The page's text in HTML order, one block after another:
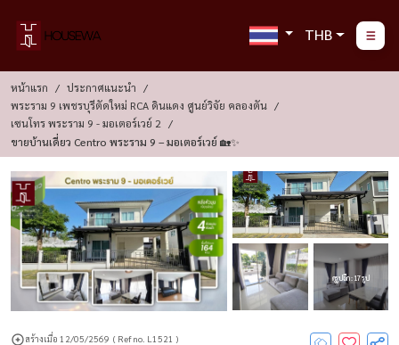
THB
หน้าแรก
ประกาศแนะนำ
พระราม 9 เพชรบุรีตัดใหม่ RCA ดินแดง ศูนย์วิจัย คลองตัน
เซนโทร พระราม 9 - มอเตอร์เวย์ 2
ขายบ้านเดี่ยว Centro พระราม 9 – มอเตอร์เวย์ 🏡✨
ดูรูปอีก : 17 รูป
สร้างเมื่อ 12/05/2569 ( Ref no. L1521 )